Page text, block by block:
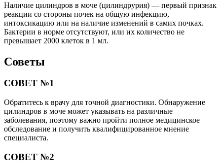
Наличие цилиндров в моче (цилиндрурия) — первый признак
реакции со стороны почек на общую инфекцию,
интоксикацию или на наличие изменений в самих почках.
Бактерии в норме отсутствуют, или их количество не
превышает 2000 клеток в 1 мл.
Советы
СОВЕТ №1
Обратитесь к врачу для точной диагностики. Обнаружение
цилиндров в моче может указывать на различные
заболевания, поэтому важно пройти полное медицинское
обследование и получить квалифицированное мнение
специалиста.
СОВЕТ №2